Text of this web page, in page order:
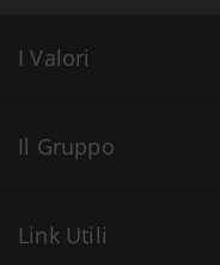
I Valori
Il Gruppo
Link Utili